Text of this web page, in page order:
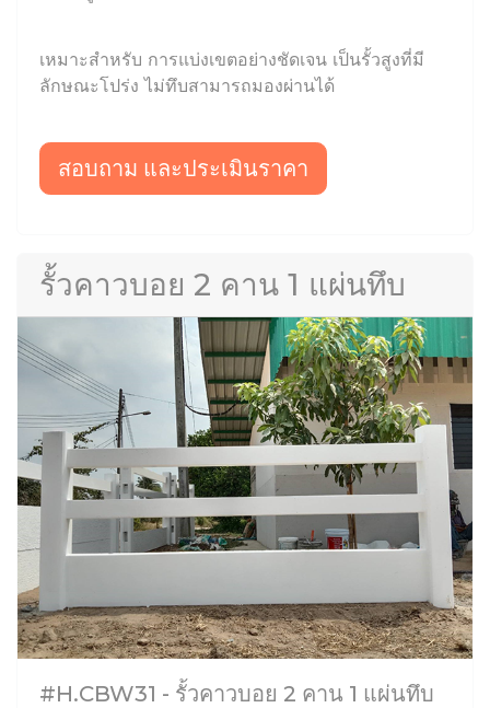
เหมาะสำหรับ การแบ่งเขตอย่างชัดเจน เป็นรั้วสูงที่มี
ลักษณะโปร่ง ไม่ทึบสามารถมองผ่านได้
สอบถาม และประเมินราคา
รั้วคาวบอย 2 คาน 1 แผ่นทึบ
#H.CBW31 - รั้วคาวบอย 2 คาน 1 แผ่นทึบ